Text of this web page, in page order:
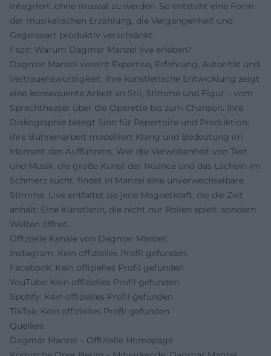
integriert, ohne museal zu werden. So entsteht eine Form
der musikalischen Erzählung, die Vergangenheit und
Gegenwart produktiv verschränkt.
Fazit: Warum Dagmar Manzel live erleben?
Dagmar Manzel vereint Expertise, Erfahrung, Autorität und
Vertrauenswürdigkeit. Ihre künstlerische Entwicklung zeigt
eine konsequente Arbeit an Stil, Stimme und Figur – vom
Sprechtheater über die Operette bis zum Chanson. Ihre
Diskographie belegt Sinn für Repertoire und Produktion,
ihre Bühnenarbeit modelliert Klang und Bedeutung im
Moment des Aufführens. Wer die Verwobenheit von Text
und Musik, die große Kunst der Nuance und das Lächeln im
Schmerz sucht, findet in Manzel eine unverwechselbare
Stimme. Live entfaltet sie jene Magnetkraft, die die Zeit
anhält: Eine Künstlerin, die nicht nur Rollen spielt, sondern
Welten öffnet.
Offizielle Kanäle von Dagmar Manzel:
Instagram: Kein offizielles Profil gefunden
Facebook: Kein offizielles Profil gefunden
YouTube: Kein offizielles Profil gefunden
Spotify: Kein offizielles Profil gefunden
TikTok: Kein offizielles Profil gefunden
Quellen:
Dagmar Manzel – Offizielle Homepage